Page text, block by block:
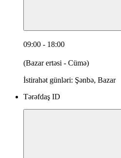
09:00 - 18:00
(Bazar ertəsi - Cümə)
İstirahət günləri: Şənbə, Bazar
Tərəfdaş ID